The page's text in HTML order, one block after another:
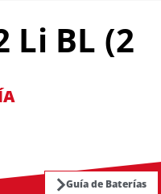
Li BL (2
Guía de Baterías